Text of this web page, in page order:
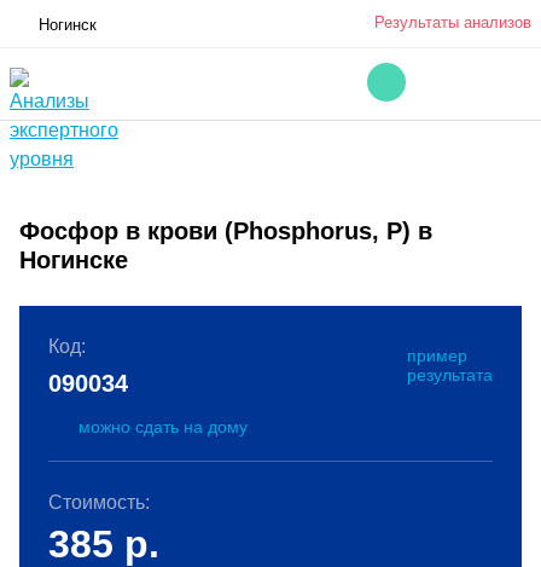
Ногинск Результаты анализов
Фосфор в крови (Phosphorus, P) в
Ногинске
Код:
пример
результата
090034
можно сдать на дому
Стоимость:
385 р.